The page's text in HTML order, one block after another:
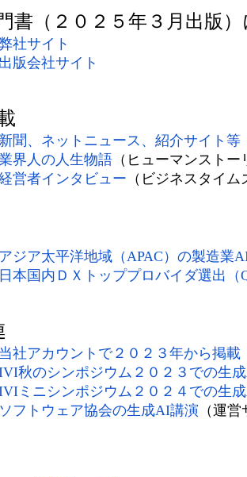
書（２０２５年３月出版
社サイト
出版会社サイト
新聞、ネットニュース、紹介サイト等
界人の人生物語 （ヒューマンストー
営者インタビュー （ビジネスタイム
アジア太平洋地域（APAC）の製造業
日本国内ＤＸトッププロバイダ選出（
当社アカウントで２０２３年から掲
秋のシンポジウム２０２３での生
ミニシンポジウム２０２４での生
ソフトウェア協会の生成AI講演 （運